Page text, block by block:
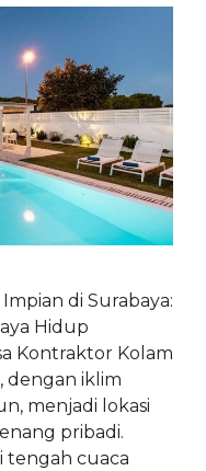
di Surabaya:
Hidup
Kontraktor Kolam
dengan iklim
menjadi lokasi
pribadi.
tengah cuaca